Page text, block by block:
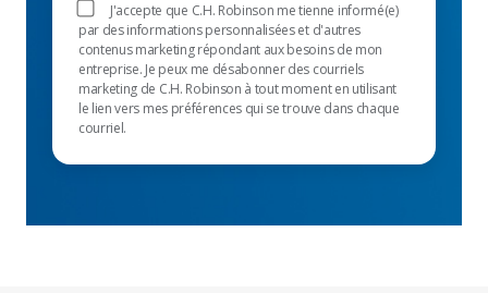
J'accepte que C.H. Robinson me tienne informé(e)
par des informations personnalisées et d'autres
contenus marketing répondant aux besoins de mon
entreprise. Je peux me désabonner des courriels
marketing de C.H. Robinson à tout moment en utilisant
le lien vers mes préférences qui se trouve dans chaque
courriel.